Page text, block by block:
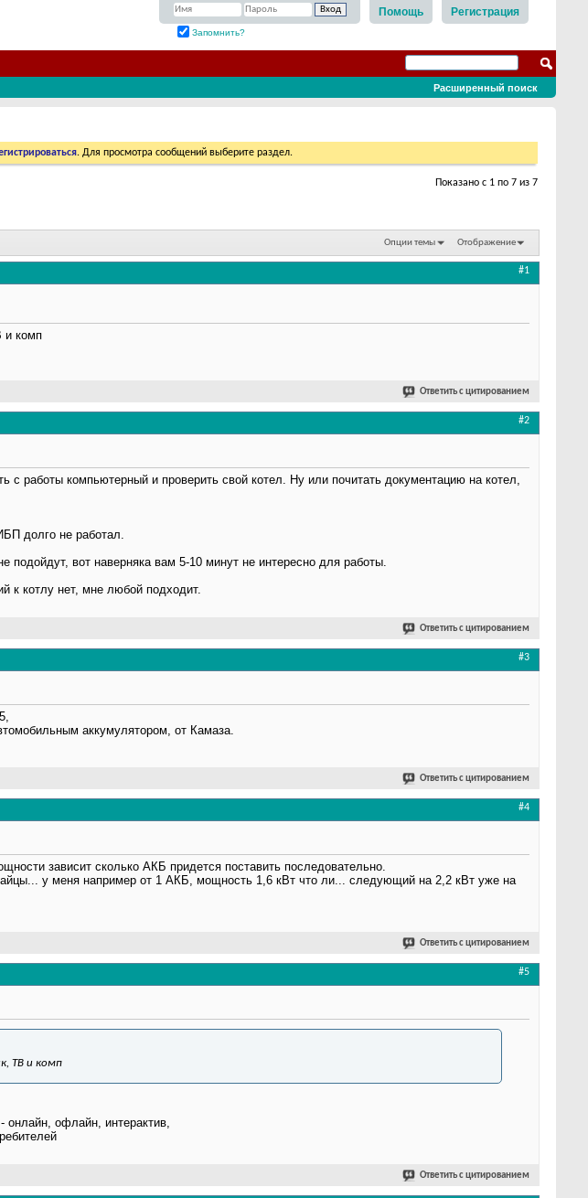
Регистрация
Помощь
Запомнить?
Расширенный поиск
. Для просмотра сообщений выберите раздел.
Показано с 1 по 7 из 7
Опции темы Отображение
#1
и комп
Ответить с цитированием
#2
работы компьютерный и проверить свой котел. Ну или почитать документацию на котел,
долго не работал.
вот наверняка вам 5-10 минут не интересно для работы.
к котлу нет, мне любой подходит.
Ответить с цитированием
#3
аккумулятором, от Камаза.
Ответить с цитированием
#4
зависит сколько АКБ придется поставить последовательно.
у меня например от 1 АКБ, мощность 1,6 кВт что ли... следующий на 2,2 кВт уже на
Ответить с цитированием
#5
ТВ и комп
онлайн, офлайн, интерактив,
Ответить с цитированием